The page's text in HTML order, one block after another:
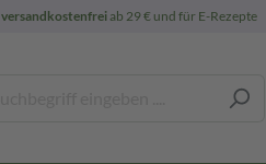
versandkostenfreiab 29 € und für E-Rezepte